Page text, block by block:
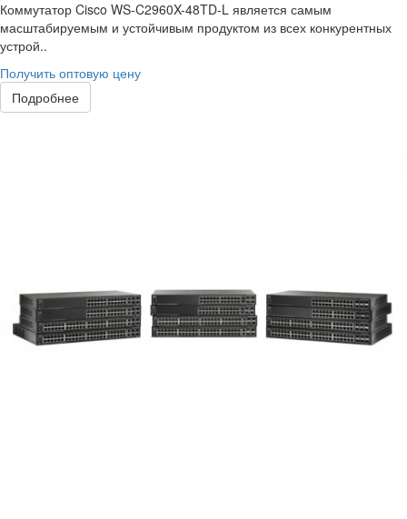
Коммутатор Cisco WS-C2960X-48TD-L является самым
масштабируемым и устойчивым продуктом из всех конкурентных
устрой..
Получить оптовую цену
Подробнее